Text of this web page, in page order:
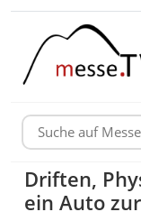
Driften,
ein Auto